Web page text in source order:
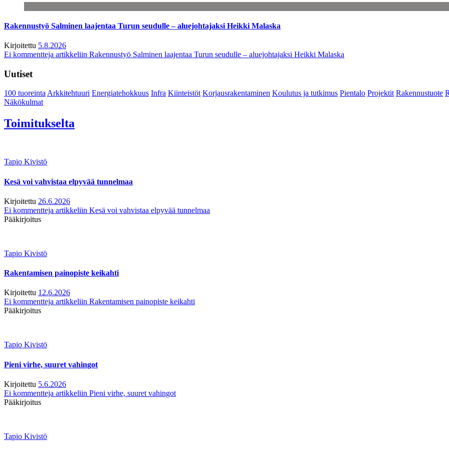
Rakennustyö Salminen laajentaa Turun seudulle – aluejohtajaksi Heikki Malaska
Kirjoitettu 5.8.2026
Ei kommentteja artikkeliin Rakennustyö Salminen laajentaa Turun seudulle – aluejohtajaksi Heikki Malaska
Uutiset
100 tuoreintaArkkitehtuuri Energiatehokkuus Infra Kiinteistöt Korjausrakentaminen Koulutus ja tutkimus Pientalo Projektit Rakennustuote
Näkökulmat
Toimitukselta
Tapio Kivistö
Kesä voi vahvistaa elpyvää tunnelmaa
Kirjoitettu 26.6.2026
Ei kommentteja artikkeliin Kesä voi vahvistaa elpyvää tunnelmaa
Pääkirjoitus
Tapio Kivistö
Rakentamisen painopiste keikahti
Kirjoitettu 12.6.2026
Ei kommentteja artikkeliin Rakentamisen painopiste keikahti
Pääkirjoitus
Tapio Kivistö
Pieni virhe, suuret vahingot
Kirjoitettu 5.6.2026
Ei kommentteja artikkeliin Pieni virhe, suuret vahingot
Pääkirjoitus
Tapio Kivistö